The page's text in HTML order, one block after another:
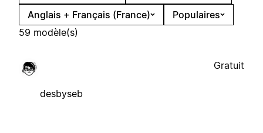
Anglais + Français (France)
Populaires
59 modèle(s)
desbyseb
Gratuit